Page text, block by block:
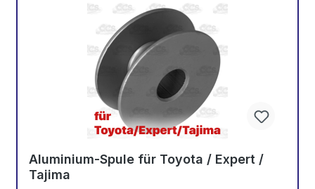
Aluminium-Spule für Toyota / Expert /
Tajima